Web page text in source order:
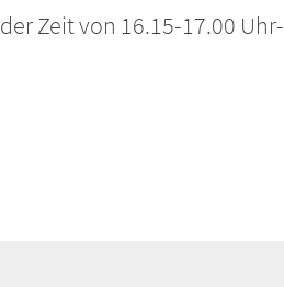
Zeit von 16.15-17.00 Uhr-